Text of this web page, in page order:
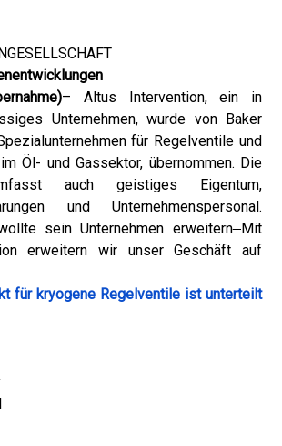
– Altus Intervention, ein in
Unternehmen, wurde von Baker
für Regelventile und
Öl- und Gassektor, übernommen. Die
auch geistiges Eigentum,
und Unternehmenspersonal.
sein Unternehmen erweitern Mit
erweitern wir unser Geschäft auf
für kryogene Regelventile ist unterteilt